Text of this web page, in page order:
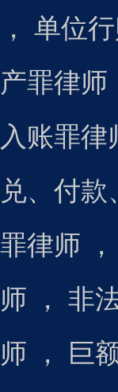
，
单位
产罪律师
入账罪律
兑、付
罪律师
，
师
，
非
师
，
巨